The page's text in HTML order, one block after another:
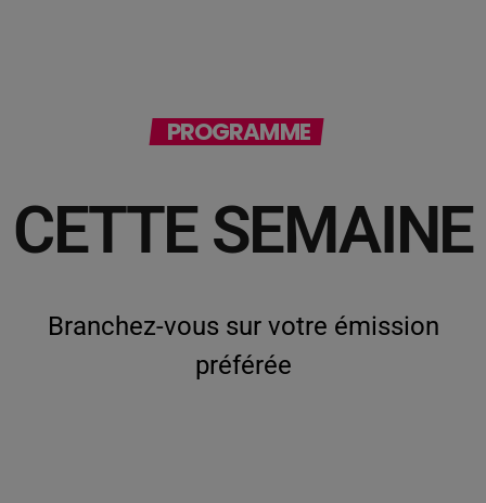
PROGRAMME
CETTE SEMAINE
Branchez-vous sur votre émission
préférée